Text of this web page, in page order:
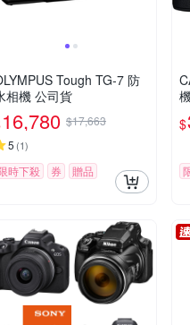
Tough TG-7 防
相機 公司貨
16,780 $17,663
5 (1)
時下殺 券 贈品
$